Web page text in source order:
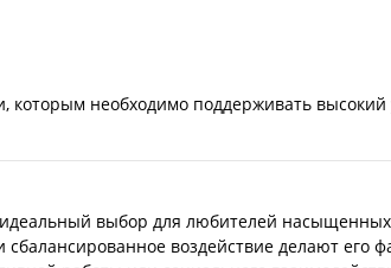
необходимо поддерживать
выбор для любителей
воздействие делают его